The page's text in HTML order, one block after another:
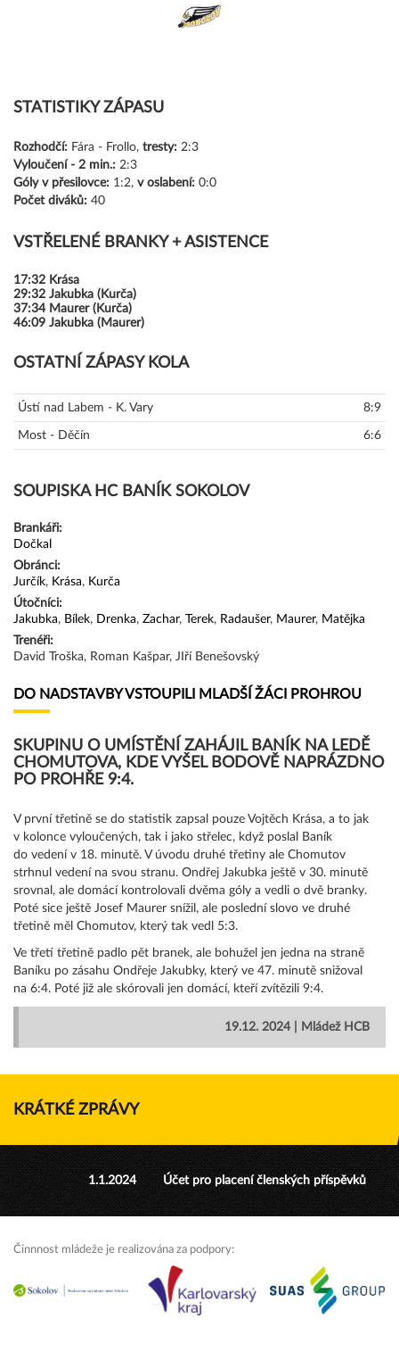
STATISTIKY ZÁPASU
Rozhodčí: Fára - Frollo, tresty: 2:3
Vyloučení - 2 min.: 2:3
Góly v přesilovce: 1:2, v oslabení: 0:0
Počet diváků: 40
VSTŘELENÉ BRANKY + ASISTENCE
17:32 Krása
29:32 Jakubka (Kurča)
37:34Maurer (Kurča)
46:09 Jakubka (Maurer)
OSTATNÍ ZÁPASY KOLA
Ústí nad Labem - K. Vary 8:9
Most - Děčín 6:6
SOUPISKA HC BANÍK SOKOLOV
Brankáři:
Dočkal
Obránci:
Jurčík, Krása, Kurča
Útočníci:
Jakubka, Bílek, Drenka, Zachar, Terek, Radaušer, Maurer, Matějka
Trenéři:
David Troška, Roman Kašpar, JIří Benešovský
DO NADSTAVBY VSTOUPILI MLADŠÍ ŽÁCI PROHROU
SKUPINU O UMÍSTĚNÍ ZAHÁJIL BANÍK NA LEDĚ
CHOMUTOVA, KDE VYŠEL BODOVĚ NAPRÁZDNO
PO PROHŘE 9:4.
V první třetině se do statistik zapsal pouze Vojtěch Krása, a to jak
v kolonce vyloučených, tak i jako střelec, když poslal Baník
do vedení v 18. minutě. V úvodu druhé třetiny ale Chomutov
strhnul vedení na svou stranu. Ondřej Jakubka ještě v 30. minutě
srovnal, ale domácí kontrolovali dvěma góly a vedli o dvě branky.
Poté sice ještě Josef Maurer snížil, ale poslední slovo ve druhé
třetině měl Chomutov, který tak vedl 5:3.
Ve třetí třetině padlo pět branek, ale bohužel jen jedna na straně
Baníku po zásahu Ondřeje Jakubky, který ve 47. minutě snižoval
na 6:4. Poté již ale skórovali jen domácí, kteří zvítězili 9:4.
19.12. 2024 | Mládež HCB
KRÁTKÉ ZPRÁVY
1.1.2024 Účet pro placení členských příspěvků
Činnnost mládeže je realizována za podpory: